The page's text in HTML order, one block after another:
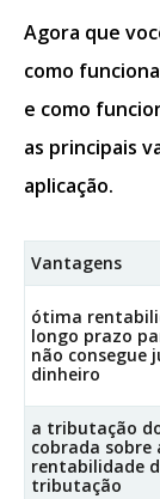
Agora que
como
e como
as principais
aplicação.
Vantagens
ótima
longo prazo
não consegue
dinheiro
a tributação
cobrada sobre
rentabilidade
tributação